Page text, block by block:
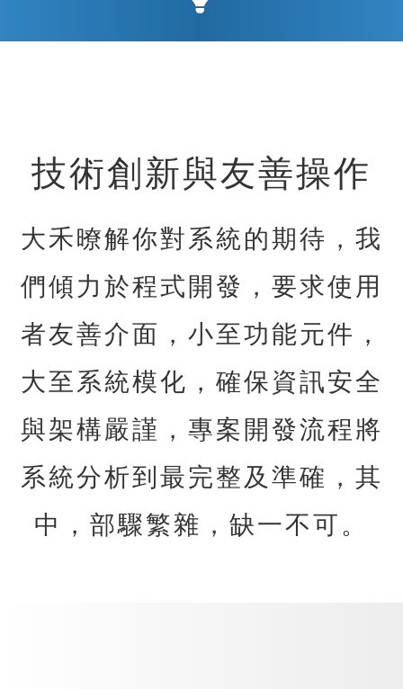
技術創新與友善操作
大禾暸解你對系統的期待，我
們傾力於程式開發，要求使用
者友善介面，小至功能元件，
大至系統模化，確保資訊安全
與架構嚴謹，專案開發流程將
系統分析到最完整及準確，其
中，部驟繁雜，缺一不可。